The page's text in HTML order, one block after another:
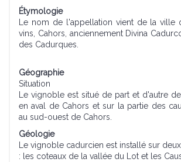
Étymologie
Le nom de l'appellation vient de la ville
vins, Cahors, anciennement Divina
des Cadurques.
Géographie
Situation
Le vignoble est situé de part et d'autre
en aval de Cahors et sur la partie des
au sud-ouest de Cahors.
Géologie
Le vignoble cadurcien est installé sur
: les coteaux de la vallée du Lot et les